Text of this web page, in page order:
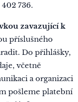
736.
zavazující k
příslušného
Do přihlášky,
včetně
a organizaci
pošleme platební